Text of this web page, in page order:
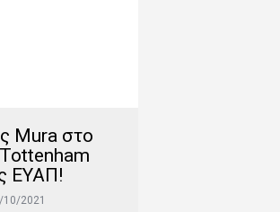
Mura στο
ΕΥΑΠ!
10/2021